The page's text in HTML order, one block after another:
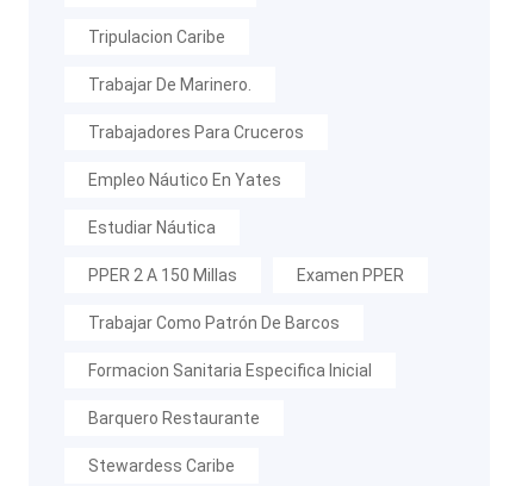
Tripulacion Caribe
Trabajar De Marinero.
Trabajadores Para Cruceros
Empleo Náutico En Yates
Estudiar Náutica
PPER 2 A 150 Millas Examen PPER
Trabajar Como Patrón De Barcos
Formacion Sanitaria Especifica Inicial
Barquero Restaurante
Stewardess Caribe